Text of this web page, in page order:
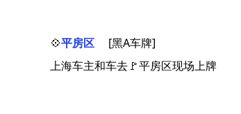
💠平房区
[黑A车牌]
上海车主和车去🚩平房区现场上牌